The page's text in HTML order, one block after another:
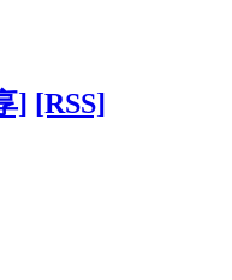
] [RSS]